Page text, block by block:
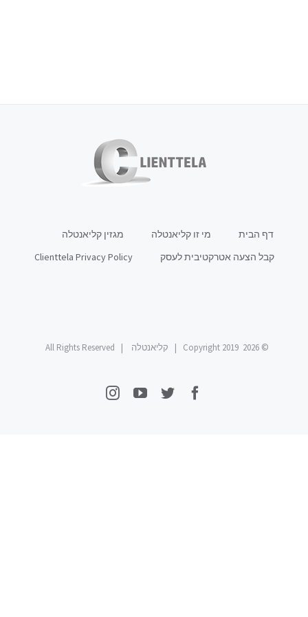
דף הבית מי זו קליאנטלה
מגזין קליאנטלה
קבל הצעה אטרקטיבית לעסק
Clienttela Privacy Policy
© Copyright 2019 2026 | קליאנטלה | All Rights Reserved
Facebook
Twitter
YouTube
Instagram